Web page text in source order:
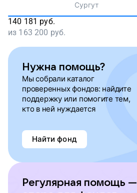
Сургут
140 181 руб.
из 163 200 руб.
Нужна помощь?
Мы собрали каталог
проверенных фондов: найдите
поддержку или помогите тем,
кто в ней нуждается
Найти фонд
Регулярная помощь —